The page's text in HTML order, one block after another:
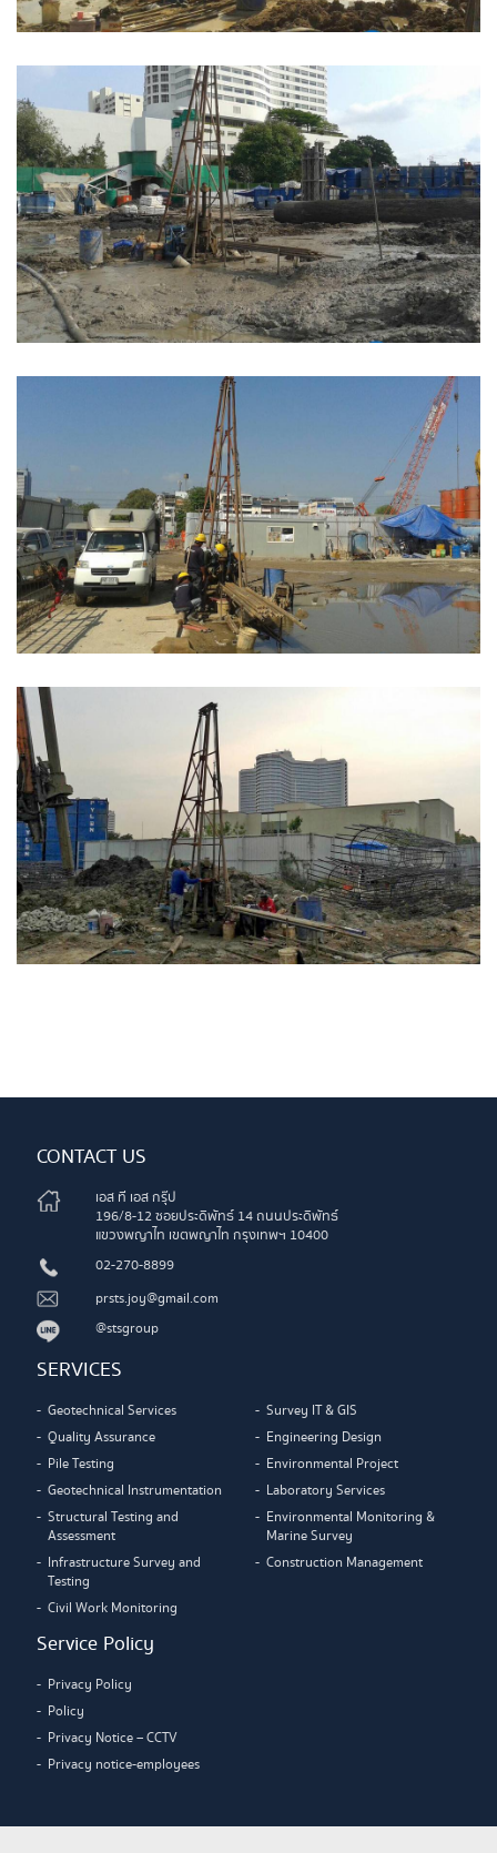
CONTACT US
เอส ที เอส กรุ๊ป
196/8-12 ซอยประดิพัทธ์ 14 ถนนประดิพัทธ์
แขวงพญาไท เขตพญาไท กรุงเทพฯ 10400
02-270-8899
prsts.joy@gmail.com
@stsgroup
SERVICES
Geotechnical Services
Quality Assurance
Pile Testing
Geotechnical Instrumentation
Structural Testing and
Assessment
Infrastructure Survey and
Testing
Civil Work Monitoring
Survey IT & GIS
Engineering Design
Environmental Project
Laboratory Services
Environmental Monitoring &
Marine Survey
Construction Management
Service Policy
Privacy Policy
Policy
Privacy Notice – CCTV
Privacy notice-employees